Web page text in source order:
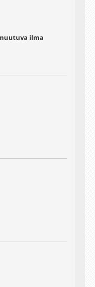
ilma